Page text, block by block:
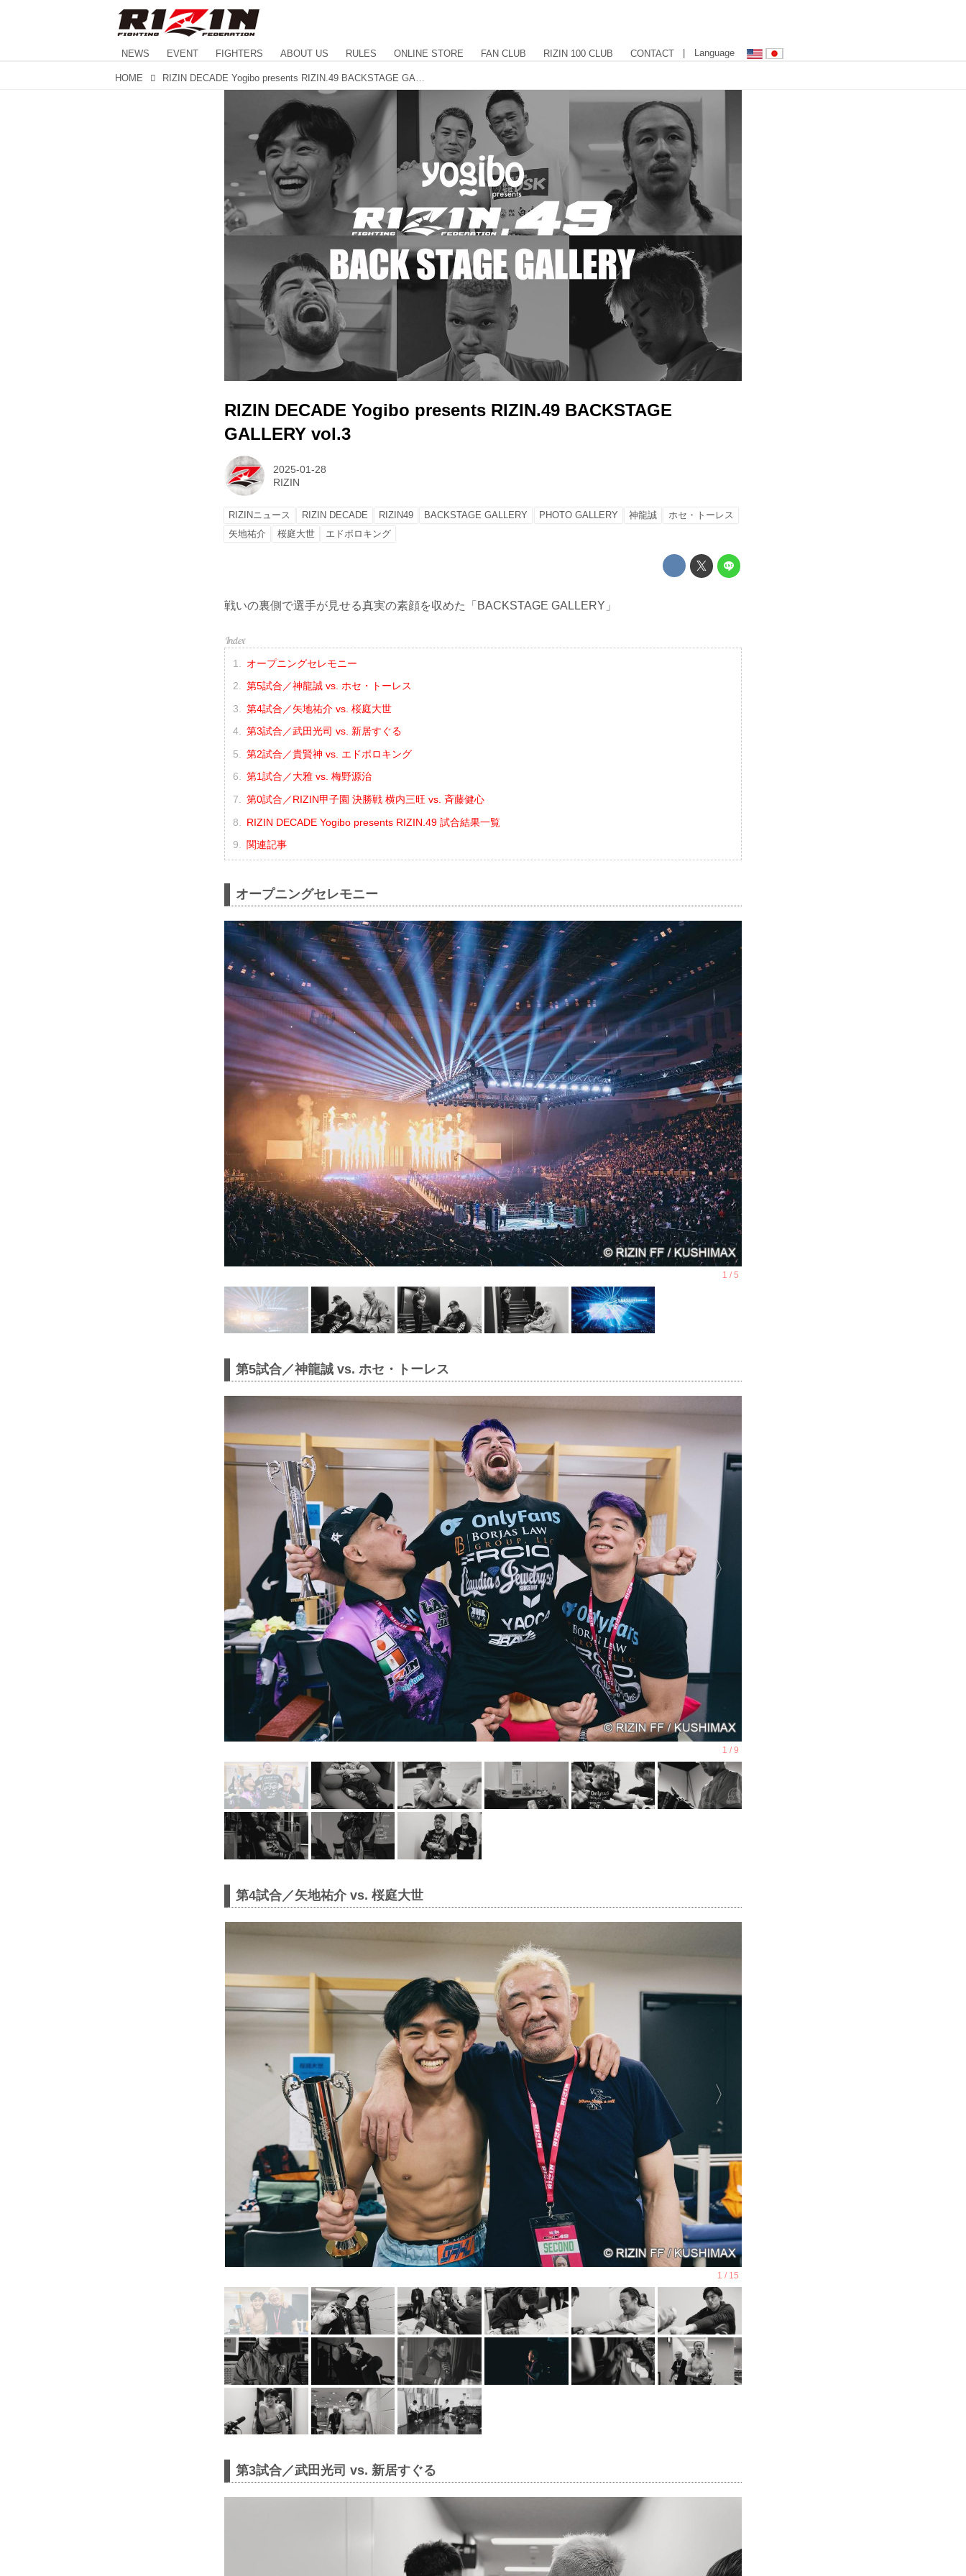
NEWS EVENT FIGHTERS ABOUT US RULES ONLINE STORE FAN CLUB RIZIN 100 CLUB CONTACT | Language
HOME
RIZIN DECADE Yogibo presents RIZIN.49 BACKSTAGE
GALLERY vol.3
2025-01-28
RIZIN
RIZINニュース RIZIN DECADE RIZIN49 BACKSTAGE GALLERY PHOTO GALLERY 神龍誠
ホセ・トーレス
矢地祐介
桜庭大世 エドポロキング
戦いの裏側で選手が見せる真実の素顔を収めた「BACKSTAGE GALLERY」
オープニングセレモニー
第5試合／神龍誠 vs. ホセ・トーレス
第4試合／矢地祐介 vs. 桜庭大世
第3試合／武田光司 vs. 新居すぐる
第2試合／貴賢神 vs. エドポロキング
第1試合／大雅 vs. 梅野源治
第0試合／RIZIN甲子園 決勝戦 横内三旺 vs. ⻫藤健心
RIZIN DECADE Yogibo presents RIZIN.49 試合結果一覧
関連記事
オープニングセレモニー
第5試合／神龍誠 vs. ホセ・トーレス
第4試合／矢地祐介 vs. 桜庭大世
第3試合／武田光司 vs. 新居すぐる